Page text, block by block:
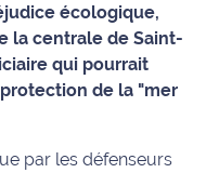
écologique,
la centrale de Saint-
qui pourrait
de la "mer
par les défenseurs